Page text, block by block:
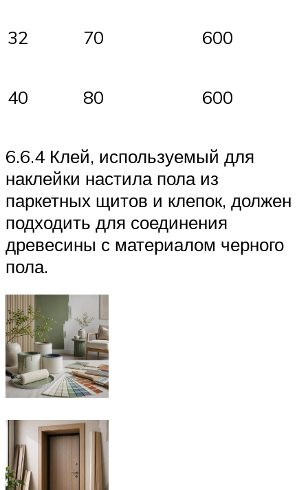
32 70 600
40 80 600
6.6.4 Клей, используемый для
наклейки настила пола из
паркетных щитов и клепок, должен
подходить для соединения
древесины с материалом черного
пола.